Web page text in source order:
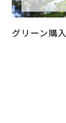
グリーン購